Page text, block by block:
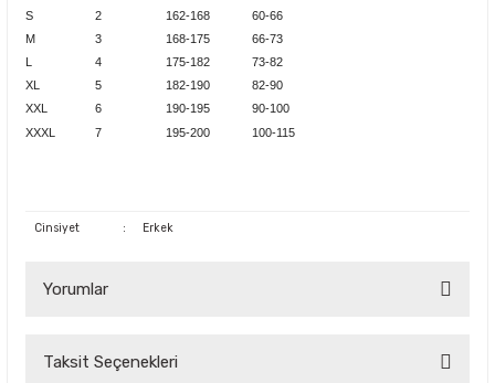
S
2 162-168
60-66
M
3 168-175
66-73
L
4 175-182
73-82
XL
5 182-190
82-90
XXL
6 190-195
90-100
XXXL
7 195-200 100-115
Cinsiyet : Erkek
Yorumlar
Bu ürüne ilk yorumu siz yapın!
Taksit Seçenekleri